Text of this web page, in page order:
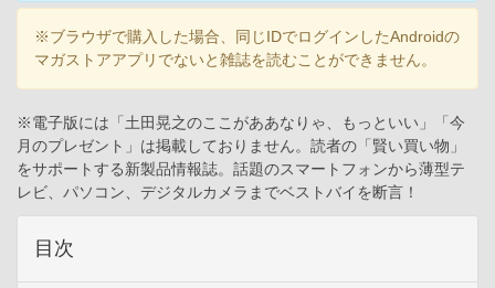
※ブラウザで購入した場合、同じIDでログインしたAndroidの
マガストアアプリでないと雑誌を読むことができません。
※電子版には「土田晃之のここがああなりゃ、もっといい」「今
月のプレゼント」は掲載しておりません。読者の「賢い買い物」
をサポートする新製品情報誌。話題のスマートフォンから薄型テ
レビ、パソコン、デジタルカメラまでベストバイを断言！
目次